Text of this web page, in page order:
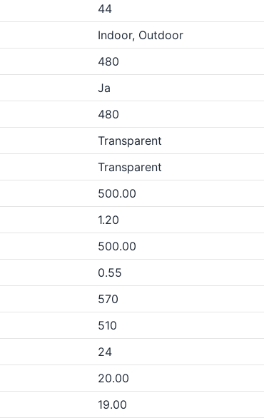
44
Indoor, Outdoor
480
Ja
480
Transparent
Transparent
500.00
1.20
500.00
0.55
570
510
24
20.00
19.00